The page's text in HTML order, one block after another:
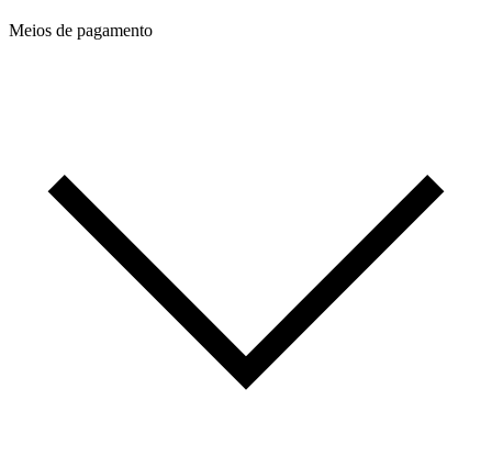
Meios de pagamento